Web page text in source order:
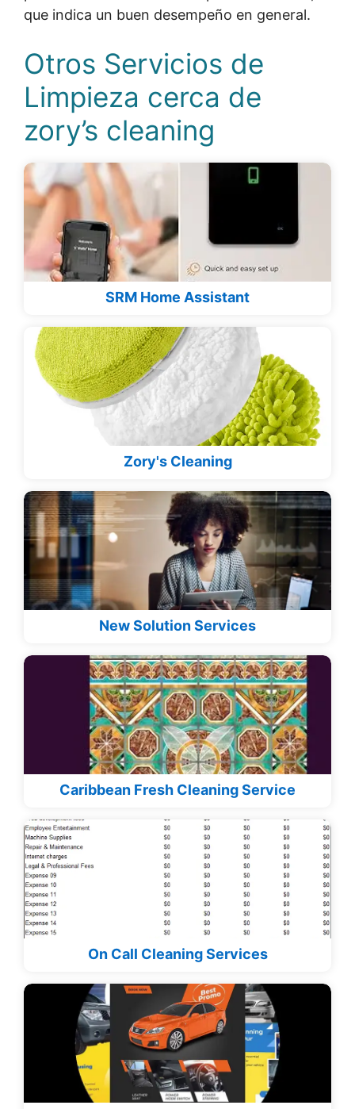
que indica un buen desempeño en general.
Otros Servicios de
Limpieza cerca de
zory’s cleaning
SRM Home Assistant
Zory's Cleaning
New Solution Services
Caribbean Fresh Cleaning Service
On Call Cleaning Services